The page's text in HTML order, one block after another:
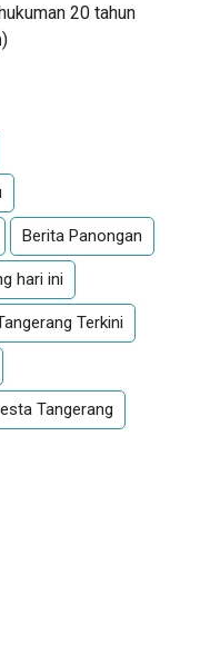
20 tahun
)
Berita Panongan
hari ini
Terkini
Tangerang